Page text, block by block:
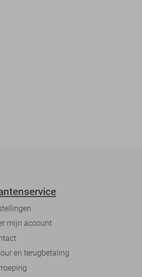
mijn account
en terugbetaling